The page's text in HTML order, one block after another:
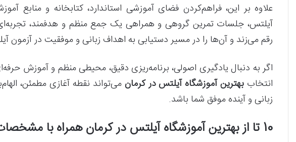
علاوه بر این، فراهم‌کردن فضای آموزشی استاندارد، کتابخانه و منابع
آیلتس، جلسات تمرین گروهی و همراهی یک جمع منظم و هدفمند، تجربه‌ای
رقم می‌زند و آن‌ها را در مسیر دستیابی به اهداف زبانی و موفقیت در آزمون
اگر به دنبال یادگیری اصولی، برنامه‌ریزی دقیق، محیطی منظم و آموزش
انتخاب بهترین آموزشگاه آیلتس در کرمان می‌تواند نقطه آغازی مطمئن،
زبانی و آینده موفق شما باشد.
10 تا از بهترین آموزشگاه آیلتس در کرمان همراه با مشخصات کامل